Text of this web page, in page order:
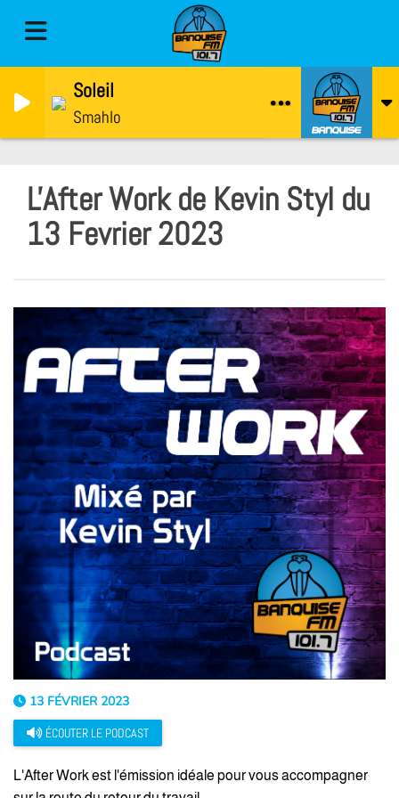
Soleil
Smahlo
L'After Work de Kevin Styl du
13 Fevrier 2023
13 FÉVRIER 2023
ÉCOUTER LE PODCAST
L'After Work est l'émission idéale pour vous accompagner